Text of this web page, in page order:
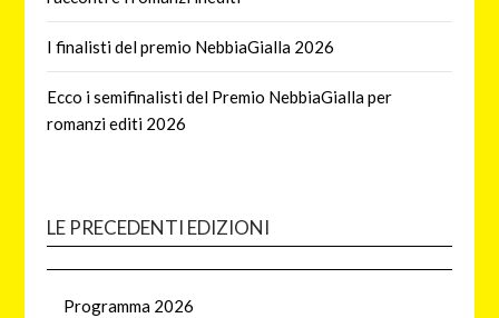
I finalisti del premio NebbiaGialla 2026
Ecco i semifinalisti del Premio NebbiaGialla per
romanzi editi 2026
LE PRECEDENTI EDIZIONI
Programma 2026